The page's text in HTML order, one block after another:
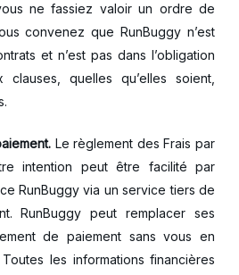
ne fassiez valoir un ordre de
convenez que RunBuggy n’est
et n’est pas dans l’obligation
quelles qu’elles soient,
Le règlement des Frais par
intention peut être facilité par
RunBuggy via un service tiers de
RunBuggy peut remplacer ses
de paiement sans vous en
les informations financières